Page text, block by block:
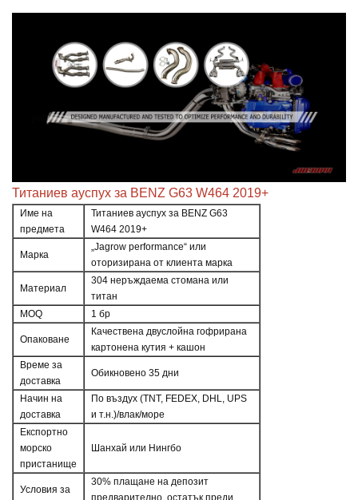
Титаниев ауспух за BENZ G63 W464 2019+
Име на
предмета
Титаниев ауспух за BENZ G63
W464 2019+
Марка
„Jagrow performance“ или
оторизирана от клиента марка
Материал
304 неръждаема стомана или
титан
MOQ
1 бр
Опаковане
Качествена двуслойна гофрирана
картонена кутия + кашон
Време за
доставка
Обикновено 35 дни
Начин на
доставка
По въздух (TNT, FEDEX, DHL, UPS
и т.н.)/влак/море
Експортно
морско
пристанище
Шанхай или Нингбо
Условия за
30% плащане на депозит
предварително, остатък преди